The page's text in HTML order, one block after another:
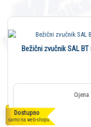
Dostupno
samo na web-shopu
Bežični zvučnik SAL